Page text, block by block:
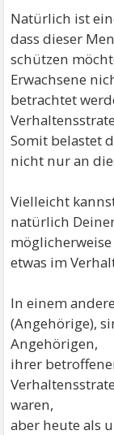
Natürlich ist
dass dieser
schützen
Erwachsene
betrachtet
Somit belastet
nicht nur an
Vielleicht
natürlich
etwas im
In einem
(Angehörige),
Angehörigen,
ihrer
waren,
aber heute als